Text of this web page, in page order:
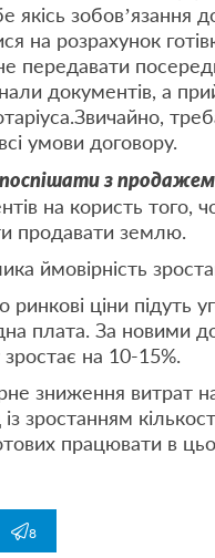
8
якісь зобов’язання
на розрахунок
передавати
документів, а
умови договору.
з продажем
на користь того,
продавати землю.
ймовірність
ціни підуть
плата. За новими
на 10-15%.
зниження витрат
зростанням
працювати в